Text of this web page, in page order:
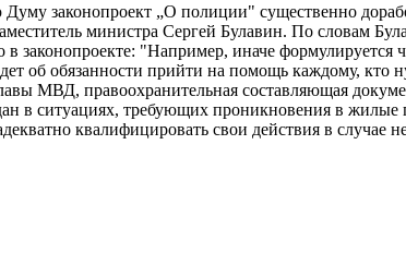
законопроект „О полиции" существенно
министра Сергей Булавин. По словам
законопроекте: "Например, иначе
об обязанности прийти на помощь каждому,
МВД, правоохранительная составляющая
в ситуациях, требующих проникновения в
квалифицировать свои действия в